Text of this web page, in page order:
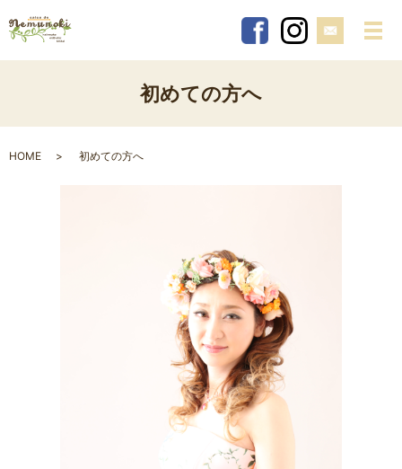
メ
初めての方へ
HOME 初めての方へ